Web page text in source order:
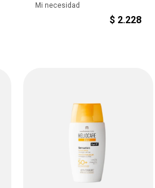
Mi necesidad
$ 2.228